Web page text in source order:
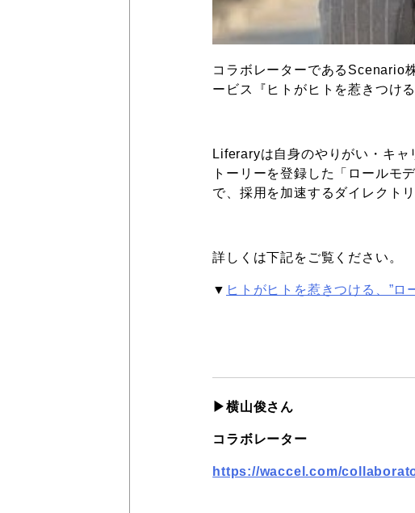
コラボレーターであるScenario
ービス『ヒトがヒトを惹きつけ
Liferaryは自身のやりがい・キ
トーリーを登録した「ロールモ
で、採用を加速するダイレクト
詳しくは下記をご覧ください。
▼ ヒトがヒトを惹きつける、”
▶︎横山俊さん
コラボレーター
https://waccel.com/